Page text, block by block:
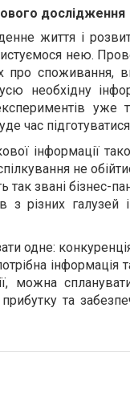
дослідження
життя і
нею.
споживання,
необхідну
уже
час
інформації
не
так звані бізнес-
з різних галузей
одне:
інформація
можна
та